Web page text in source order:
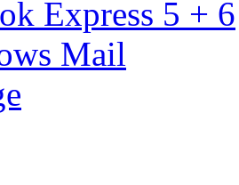
Express 5 + 6
Mail